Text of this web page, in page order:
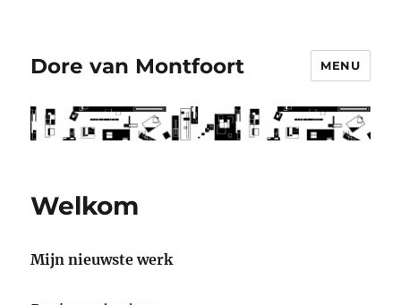
Dore van Montfoort MENU
Welkom
Mijn nieuwste werk